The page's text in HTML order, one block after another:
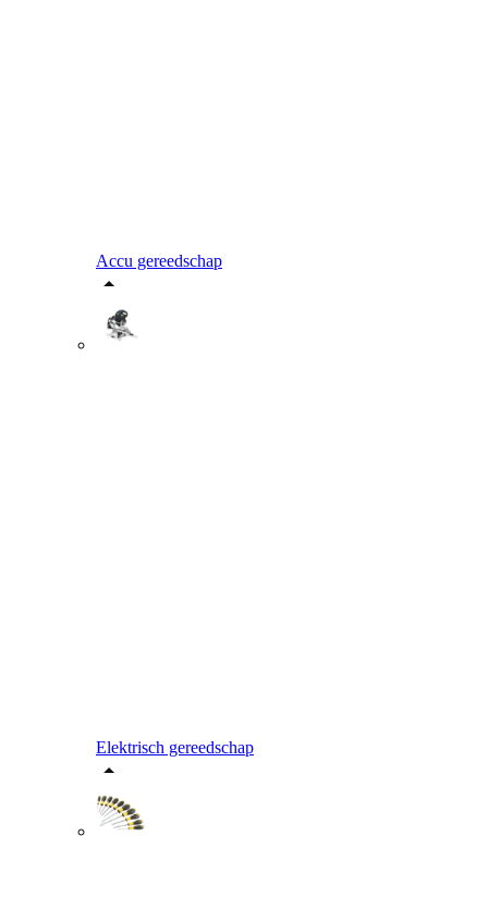
Accu gereedschap
Elektrisch gereedschap